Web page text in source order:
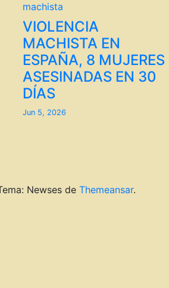
machista
VIOLENCIA
MACHISTA EN
ESPAÑA, 8 MUJERES
ASESINADAS EN 30
DÍAS
Jun 5, 2026
Newses de Themeansar.